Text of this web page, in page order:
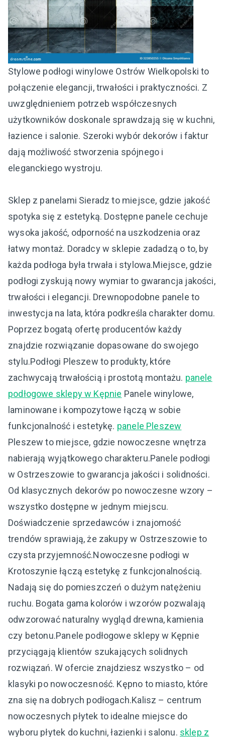
Stylowe podłogi winylowe Ostrów Wielkopolski to
połączenie elegancji, trwałości i praktyczności. Z
uwzględnieniem potrzeb współczesnych
użytkowników doskonale sprawdzają się w kuchni,
łazience i salonie. Szeroki wybór dekorów i faktur
dają możliwość stworzenia spójnego i
eleganckiego wystroju.
Sklep z panelami Sieradz to miejsce, gdzie jakość
spotyka się z estetyką. Dostępne panele cechuje
wysoka jakość, odporność na uszkodzenia oraz
łatwy montaż. Doradcy w sklepie zadadzą o to, by
każda podłoga była trwała i stylowa.Miejsce, gdzie
podłogi zyskują nowy wymiar to gwarancja jakości,
trwałości i elegancji. Drewnopodobne panele to
inwestycja na lata, która podkreśla charakter domu.
Poprzez bogatą ofertę producentów każdy
znajdzie rozwiązanie dopasowane do swojego
stylu.Podłogi Pleszew to produkty, które
zachwycają trwałością i prostotą montażu. panele
podłogowe sklepy w Kępnie Panele winylowe,
laminowane i kompozytowe łączą w sobie
funkcjonalność i estetykę. panele Pleszew
Pleszew to miejsce, gdzie nowoczesne wnętrza
nabierają wyjątkowego charakteru.Panele podłogi
w Ostrzeszowie to gwarancja jakości i solidności.
Od klasycznych dekorów po nowoczesne wzory –
wszystko dostępne w jednym miejscu.
Doświadczenie sprzedawców i znajomość
trendów sprawiają, że zakupy w Ostrzeszowie to
czysta przyjemność.Nowoczesne podłogi w
Krotoszynie łączą estetykę z funkcjonalnością.
Nadają się do pomieszczeń o dużym natężeniu
ruchu. Bogata gama kolorów i wzorów pozwalają
odwzorować naturalny wygląd drewna, kamienia
czy betonu.Panele podłogowe sklepy w Kępnie
przyciągają klientów szukających solidnych
rozwiązań. W ofercie znajdziesz wszystko – od
klasyki po nowoczesność. Kępno to miasto, które
zna się na dobrych podłogach.Kalisz – centrum
nowoczesnych płytek to idealne miejsce do
wyboru płytek do kuchni, łazienki i salonu. sklep z